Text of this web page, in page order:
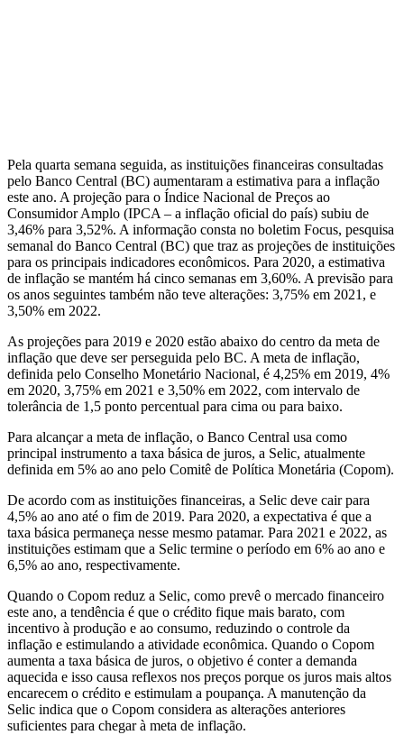
Pela quarta semana seguida, as instituições financeiras consultadas
pelo Banco Central (BC) aumentaram a estimativa para a inflação
este ano. A projeção para o Índice Nacional de Preços ao
Consumidor Amplo (IPCA – a inflação oficial do país) subiu de
3,46% para 3,52%. A informação consta no boletim Focus, pesquisa
semanal do Banco Central (BC) que traz as projeções de instituições
para os principais indicadores econômicos. Para 2020, a estimativa
de inflação se mantém há cinco semanas em 3,60%. A previsão para
os anos seguintes também não teve alterações: 3,75% em 2021, e
3,50% em 2022.
As projeções para 2019 e 2020 estão abaixo do centro da meta de
inflação que deve ser perseguida pelo BC. A meta de inflação,
definida pelo Conselho Monetário Nacional, é 4,25% em 2019, 4%
em 2020, 3,75% em 2021 e 3,50% em 2022, com intervalo de
tolerância de 1,5 ponto percentual para cima ou para baixo.
Para alcançar a meta de inflação, o Banco Central usa como
principal instrumento a taxa básica de juros, a Selic, atualmente
definida em 5% ao ano pelo Comitê de Política Monetária (Copom).
De acordo com as instituições financeiras, a Selic deve cair para
4,5% ao ano até o fim de 2019. Para 2020, a expectativa é que a
taxa básica permaneça nesse mesmo patamar. Para 2021 e 2022, as
instituições estimam que a Selic termine o período em 6% ao ano e
6,5% ao ano, respectivamente.
Quando o Copom reduz a Selic, como prevê o mercado financeiro
este ano, a tendência é que o crédito fique mais barato, com
incentivo à produção e ao consumo, reduzindo o controle da
inflação e estimulando a atividade econômica. Quando o Copom
aumenta a taxa básica de juros, o objetivo é conter a demanda
aquecida e isso causa reflexos nos preços porque os juros mais altos
encarecem o crédito e estimulam a poupança. A manutenção da
Selic indica que o Copom considera as alterações anteriores
suficientes para chegar à meta de inflação.